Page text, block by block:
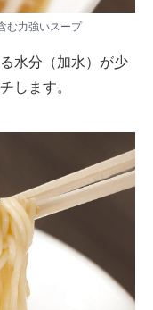
む力強いスープ
水分（加水）が少
します。